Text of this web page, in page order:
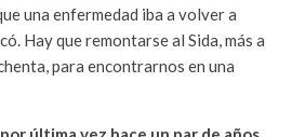
una enfermedad iba a volver a
Hay que remontarse al Sida, más a
para encontrarnos en una